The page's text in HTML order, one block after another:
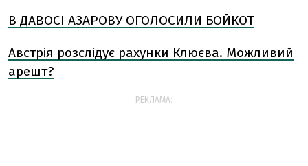
В ДАВОСІ АЗАРОВУ ОГОЛОСИЛИ БОЙКОТ
Австрія розслідує рахунки Клюєва. Можливий
арешт?
РЕКЛАМА: